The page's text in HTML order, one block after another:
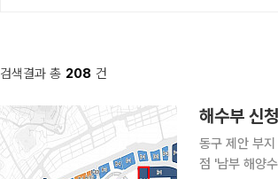
검색결과 총 208 건
해수부 신
동구 제안 부
점 '남부 해양수도권' 조성 속도 해양수산부 신